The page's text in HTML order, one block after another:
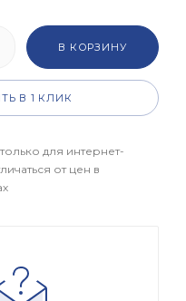
В КОРЗИНУ
В 1 КЛИК
для интернет-
от цен в